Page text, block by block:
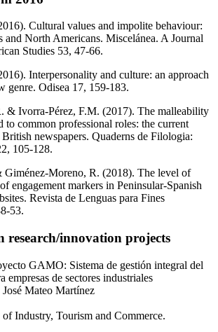
Cultural values and impolite behaviour:
and North Americans. Miscelánea. A Journal
Studies 53, 47-66.
Interpersonality and culture: an approach
genre. Odisea 17, 159-183.
& Ivorra-Pérez, F.M. (2017). The malleability
to common professional roles: the current
British newspapers. Quaderns de Filologia:
105-128.
Giménez-Moreno, R. (2018). The level of
engagement markers in Peninsular-Spanish
Revista de Lenguas para Fines
53.
research/innovation projects
GAMO: Sistema de gestión integral del
empresas de sectores industriales
Mateo Martínez
Industry, Tourism and Commerce.